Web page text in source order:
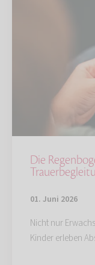
Die
01. Juni 2026
Nicht nur
Kinder erleben